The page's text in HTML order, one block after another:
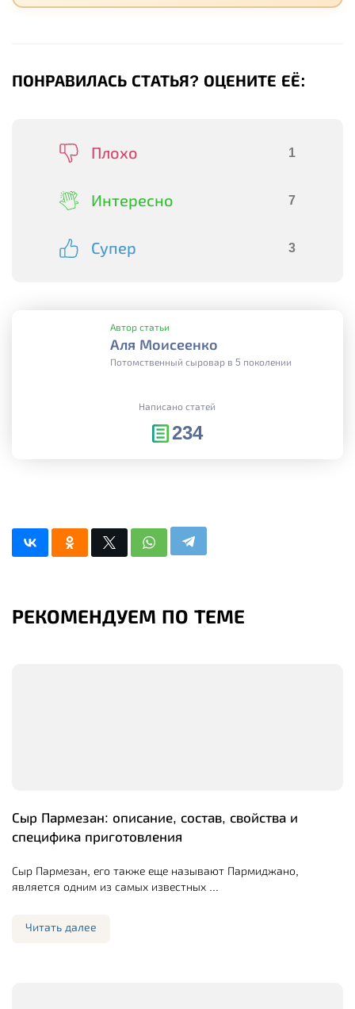
ПОНРАВИЛАСЬ СТАТЬЯ? ОЦЕНИТЕ ЕЁ:
Плохо 1
Интересно 7
Супер 3
Автор статьи
Аля Моисеенко
Потомственный сыровар в 5 поколении
Написано статей
234
РЕКОМЕНДУЕМ ПО ТЕМЕ
Сыр Пармезан: описание, состав, свойства и
специфика приготовления
Сыр Пармезан, его также еще называют Пармиджано,
является одним из самых известных ...
Читать далее